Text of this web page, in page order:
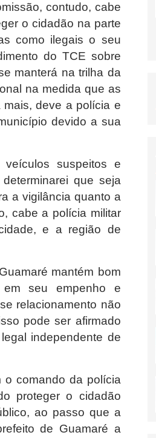
contudo, cabe
o cidadão na parte
como ilegais o seu
do TCE sobre
manterá na trilha da
na medida que as
deve a polícia e
devido a sua
suspeitos e
que seja
a vigilância quanto a
cabe a polícia militar
e a região de
mantém bom
em seu empenho e
relacionamento não
pode ser afirmado
independente de
o comando da polícia
proteger o cidadão
ao passo que a
de Guamaré a